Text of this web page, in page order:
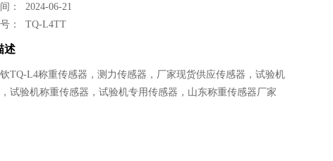
： 2024-06-21
号：TQ-L4TT
述
TQ-L4称重传感器，测力传感器，厂家现货供应传感器，试验机
试验机称重传感器，试验机专用传感器，山东称重传感器厂家